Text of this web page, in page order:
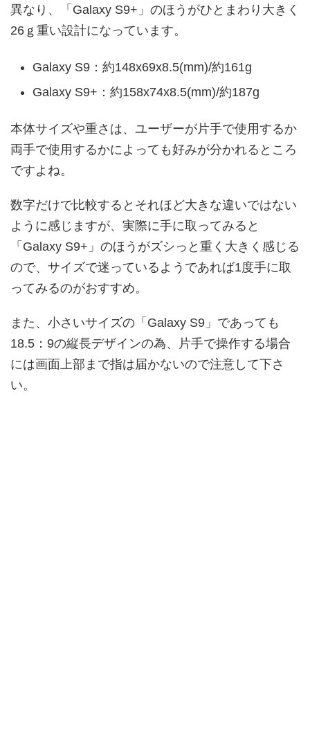
異なり、「Galaxy S9+」のほうがひとまわり大きく
26ｇ重い設計になっています。
Galaxy S9：約148x69x8.5(mm)/約161g
Galaxy S9+：約158x74x8.5(mm)/約187g
本体サイズや重さは、ユーザーが片手で使用するか
両手で使用するかによっても好みが分かれるところ
ですよね。
数字だけで比較するとそれほど大きな違いではない
ように感じますが、実際に手に取ってみると
「Galaxy S9+」のほうがズシっと重く大きく感じる
ので、サイズで迷っているようであれば1度手に取
ってみるのがおすすめ。
また、小さいサイズの「Galaxy S9」であっても
18.5：9の縦長デザインの為、片手で操作する場合
には画面上部まで指は届かないので注意して下さ
い。